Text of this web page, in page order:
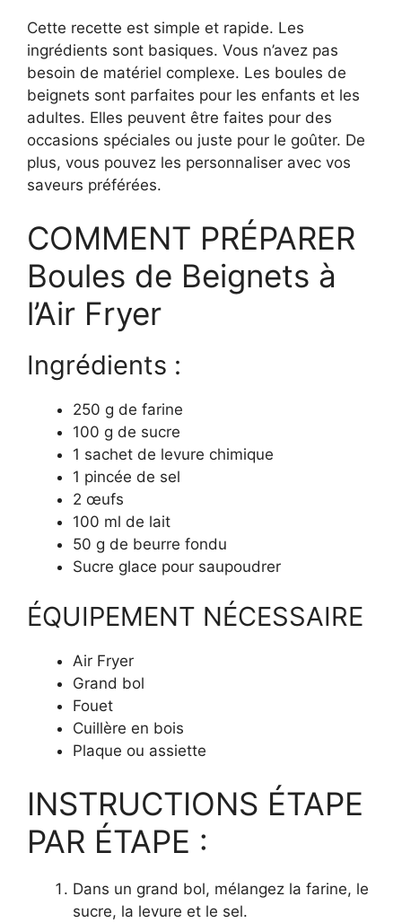
Cette recette est simple et rapide. Les
ingrédients sont basiques. Vous n’avez pas
besoin de matériel complexe. Les boules de
beignets sont parfaites pour les enfants et les
adultes. Elles peuvent être faites pour des
occasions spéciales ou juste pour le goûter. De
plus, vous pouvez les personnaliser avec vos
saveurs préférées.
COMMENT PRÉPARER
Boules de Beignets à
l’Air Fryer
Ingrédients :
250 g de farine
100 g de sucre
1 sachet de levure chimique
1 pincée de sel
2 œufs
100 ml de lait
50 g de beurre fondu
Sucre glace pour saupoudrer
ÉQUIPEMENT NÉCESSAIRE
Air Fryer
Grand bol
Fouet
Cuillère en bois
Plaque ou assiette
INSTRUCTIONS ÉTAPE
PAR ÉTAPE :
Dans un grand bol, mélangez la farine, le
sucre, la levure et le sel.